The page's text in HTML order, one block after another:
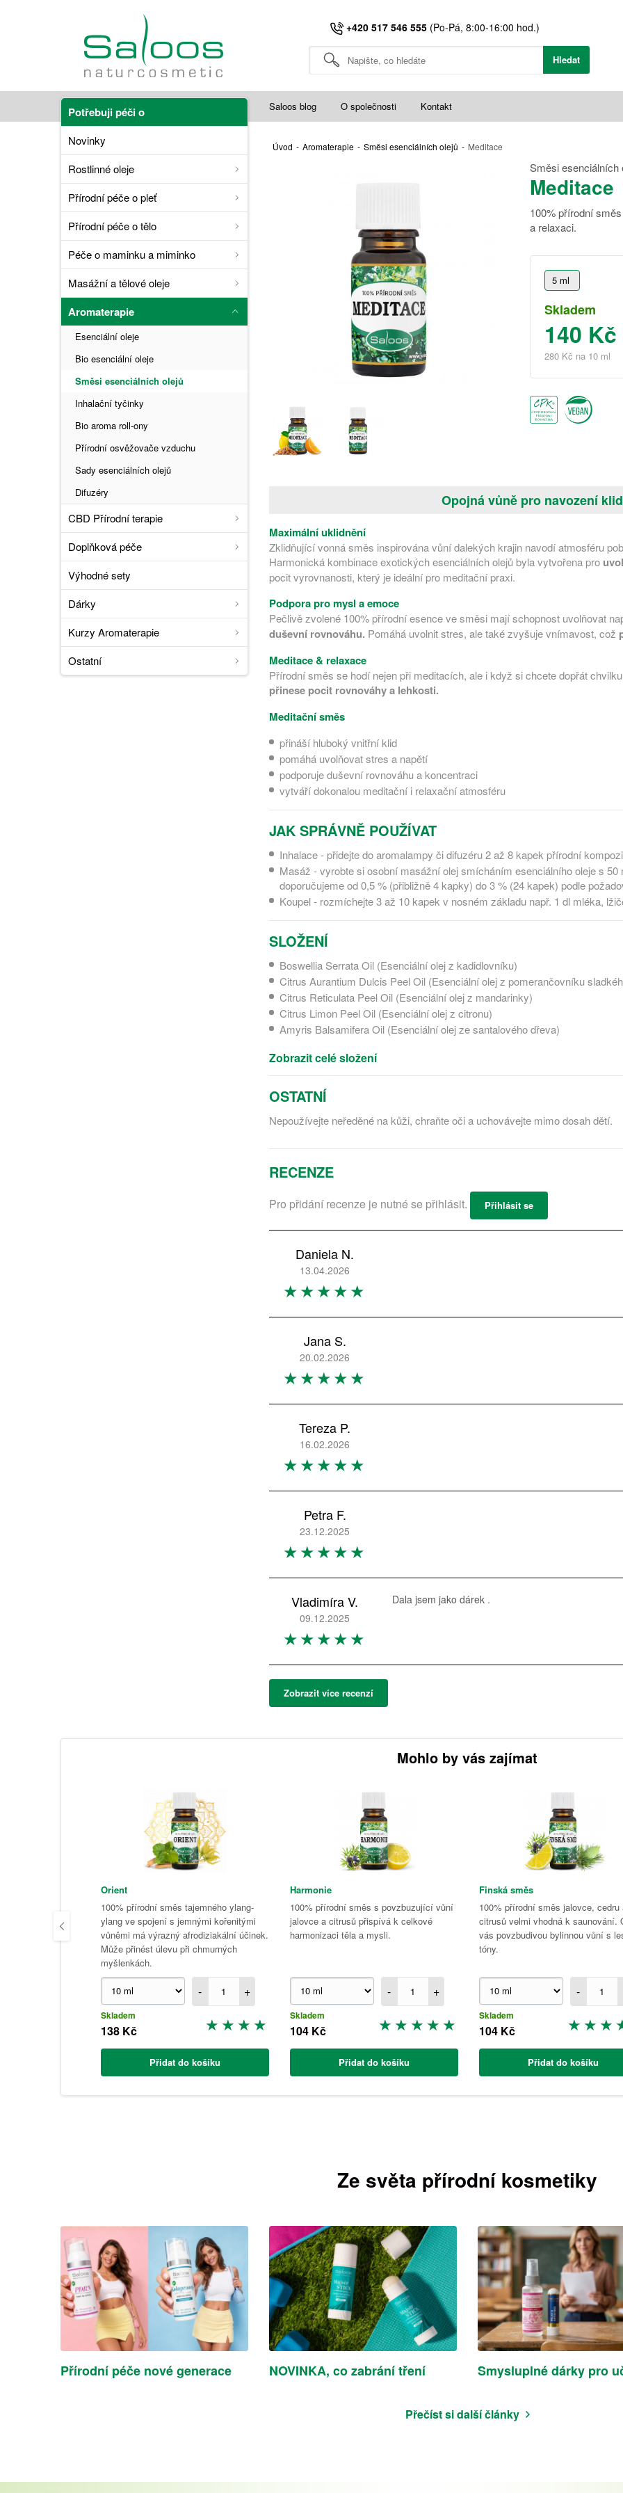
+420 517 546 555(Po-Pá, 8:00-16:00 hod.)
Hledat
Saloos blog O společnosti Kontakt
Potřebuji péči o
Novinky
Rostlinné oleje
Přírodní péče o pleť
Přírodní péče o tělo
Péče o maminku a miminko
Masážní a tělové oleje
Aromaterapie
Esenciální oleje
Bio esenciální oleje
Směsi esenciálních olejů
Inhalační tyčinky
Bio aroma roll-ony
Přírodní osvěžovače vzduchu
Sady esenciálních olejů
Difuzéry
CBD Přírodní terapie
Doplňková péče
Výhodné sety
Dárky
Kurzy Aromaterapie
Ostatní
Úvod - Aromaterapie - Směsi esenciálních olejů - Meditace
Směsi esenciálních
Meditace
100% přírodní
a relaxaci.
5 ml
Skladem
140 Kč
280 Kč na 10 ml
Opojná vůně pro navození
Maximální uklidnění
Zklidňující vonná směs inspirována vůní dalekých krajin navodí atmosféru
Harmonická kombinace exotických esenciálních olejů byla vytvořena pro
pocit vyrovnanosti, který je ideální pro meditační praxi.
Podpora pro mysl a emoce
Pečlivě zvolené 100% přírodní esence ve směsi mají schopnost uvolňovat
duševní rovnováhu. Pomáhá uvolnit stres, ale také zvyšuje vnímavost, což
Meditace & relaxace
Přírodní směs se hodí nejen při meditacích, ale i když si chcete dopřát
přinese pocit rovnováhy a lehkosti.
Meditační směs
přináší hluboký vnitřní klid
pomáhá uvolňovat stres a napětí
podporuje duševní rovnováhu a koncentraci
vytváří dokonalou meditační i relaxační atmosféru
JAK SPRÁVNĚ POUŽÍVAT
Inhalace - přidejte do aromalampy či difuzéru 2 až 8 kapek přírodní
Masáž - vyrobte si osobní masážní olej smícháním esenciálního oleje s
doporučujeme od 0,5 % (přibližně 4 kapky) do 3 % (24 kapek) podle
Koupel - rozmíchejte 3 až 10 kapek v nosném základu např. 1 dl mléka,
SLOŽENÍ
Boswellia Serrata Oil (Esenciální olej z kadidlovníku)
Citrus Aurantium Dulcis Peel Oil (Esenciální olej z pomerančovníku
Citrus Reticulata Peel Oil (Esenciální olej z mandarinky)
Citrus Limon Peel Oil (Esenciální olej z citronu)
Amyris Balsamifera Oil (Esenciální olej ze santalového dřeva)
Zobrazit celé složení
OSTATNÍ
Nepoužívejte neředěné na kůži, chraňte oči a uchovávejte mimo dosah dětí.
RECENZE
Pro přidání recenze je nutné se přihlásit. Přihlásit se
Daniela N.
13.04.2026
Jana S.
20.02.2026
Tereza P.
16.02.2026
Petra F.
23.12.2025
Vladimíra V.
09.12.2025
Dala jsem jako dárek .
Zobrazit více recenzí
Mohlo by vás zajímat
Orient
100% přírodní směs tajemného ylang-
ylang ve spojení s jemnými kořenitými
vůněmi má výrazný afrodiziakální účinek.
Může přinést úlevu při chmurných
myšlenkách.
- +
Skladem
138 Kč
Přidat do košíku
Harmonie
100% přírodní směs s povzbuzující vůní
jalovce a citrusů přispívá k celkové
harmonizaci těla a mysli.
- +
Skladem
104 Kč
Přidat do košíku
Finská směs
100% přírodní směs jalovce, cedru
citrusů velmi vhodná k saunování.
vás povzbudivou bylinnou vůní s
tóny.
-
Skladem
104 Kč
Přidat do košíku
Ze světa přírodní kosmetiky
Přírodní péče nové generace NOVINKA, co zabrání tření Smysluplné dárky pro
Přečíst si další články